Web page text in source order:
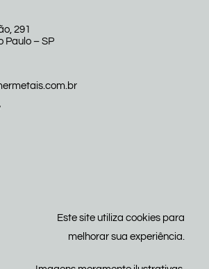
291
Paulo – SP
Este site utiliza cookies para
melhorar sua experiência.